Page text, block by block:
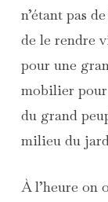
n’étant pas
de le rendre
pour une
mobilier pour
du grand
milieu du
À l’heure on